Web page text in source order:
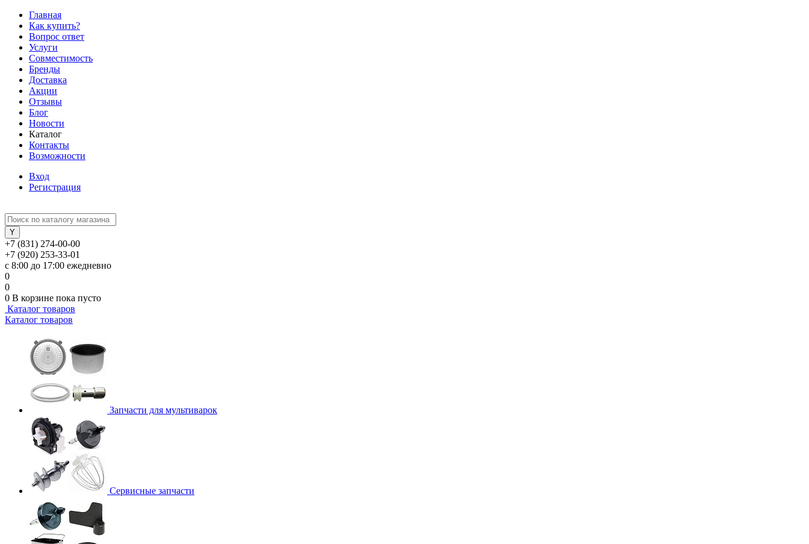
Главная
Как купить?
Вопрос ответ
Услуги
Совместимость
Бренды
Доставка
Акции
Отзывы
Блог
Новости
Каталог
Контакты
Возможности
Вход
Регистрация
+7 (831) 274-00-00
+7 (920) 253-33-01
с 8:00 до 17:00 ежедневно
0
0
0 В корзине пока пусто
Каталог товаров
Каталог товаров
Запчасти для мультиварок
Сервисные запчасти